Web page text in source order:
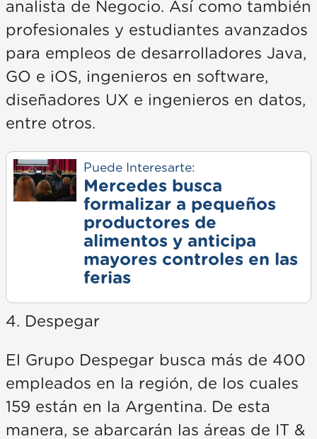
analista de Negocio. Así como también
profesionales y estudiantes avanzados
para empleos de desarrolladores Java,
GO e iOS, ingenieros en software,
diseñadores UX e ingenieros en datos,
entre otros.
Puede Interesarte:
Mercedes busca
formalizar a pequeños
productores de
alimentos y anticipa
mayores controles en las
ferias
4. Despegar
El Grupo Despegar busca más de 400
empleados en la región, de los cuales
159 están en la Argentina. De esta
manera, se abarcarán las áreas de IT &